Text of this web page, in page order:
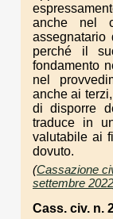
anche nel
assegnatario
perché il
fondamento
nel
anche ai
di disporre
traduce in
valutabile ai
dovuto.
(Cassazione
settembre 2022
Cass. civ. n.